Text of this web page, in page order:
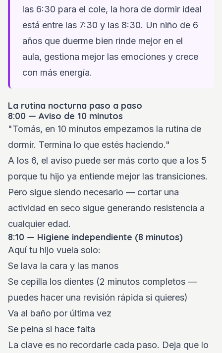
las 6:30 para el cole, la hora de dormir ideal
está entre las 7:30 y las 8:30. Un niño de 6
años que duerme bien rinde mejor en el
aula, gestiona mejor las emociones y crece
con más energía.
La rutina nocturna paso a paso
8:00 — Aviso de 10 minutos
"Tomás, en 10 minutos empezamos la rutina de
dormir. Termina lo que estés haciendo."
A los 6, el aviso puede ser más corto que a los 5
porque tu hijo ya entiende mejor las transiciones.
Pero sigue siendo necesario — cortar una
actividad en seco sigue generando resistencia a
cualquier edad.
8:10 — Higiene independiente (8 minutos)
Aquí tu hijo vuela solo:
Se lava la cara y las manos
Se cepilla los dientes (2 minutos completos —
puedes hacer una revisión rápida si quieres)
Va al baño por última vez
Se peina si hace falta
La clave es no recordarle cada paso. Deja que lo